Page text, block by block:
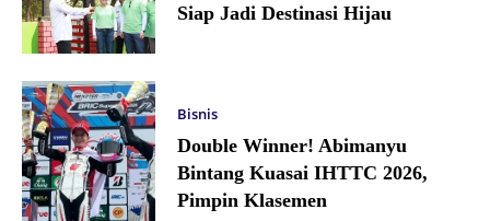
Siap Jadi Destinasi Hijau
Bisnis
Double Winner! Abimanyu
Bintang Kuasai IHTTC 2026,
Pimpin Klasemen